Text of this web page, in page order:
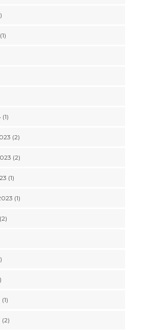
(1)
(2)
(2)
(1)
(1)
(2)
(1)
(2)